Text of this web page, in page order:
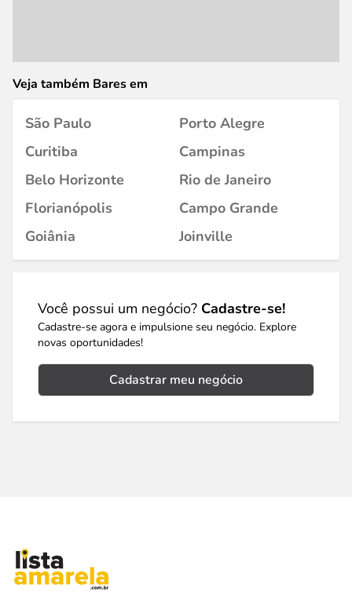
Veja também Bares em
São Paulo
Porto Alegre
Curitiba
Campinas
Belo Horizonte
Rio de Janeiro
Florianópolis
Campo Grande
Goiânia
Joinville
Você possui um negócio? Cadastre-se!
Cadastre-se agora e impulsione seu negócio. Explore
novas oportunidades!
Cadastrar meu negócio